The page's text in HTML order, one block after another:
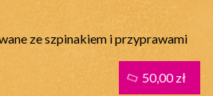
ze szpinakiem i przyprawami